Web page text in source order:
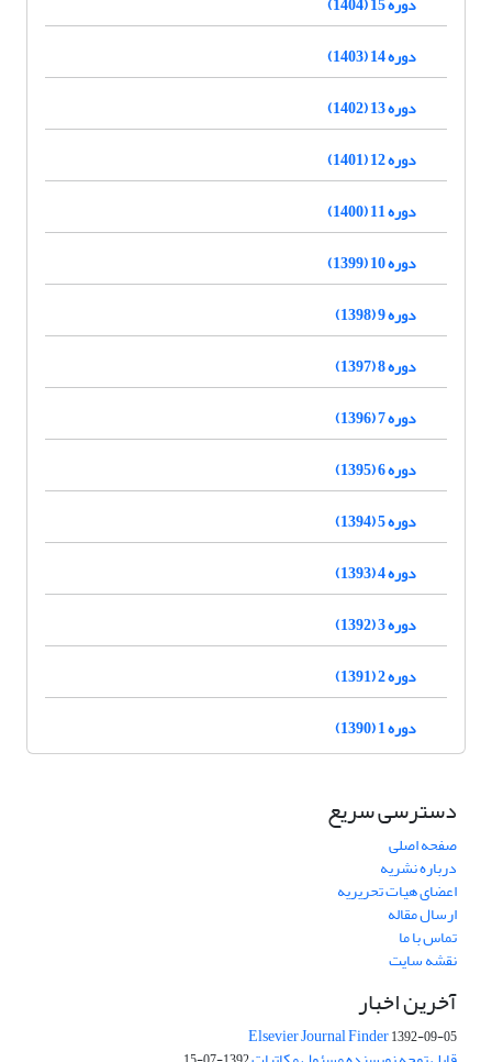
دوره 14 (1403)
دوره 13 (1402)
دوره 12 (1401)
دوره 11 (1400)
دوره 10 (1399)
دوره 9 (1398)
دوره 8 (1397)
دوره 7 (1396)
دوره 6 (1395)
دوره 5 (1394)
دوره 4 (1393)
دوره 3 (1392)
دوره 2 (1391)
دوره 1 (1390)
دسترسی سریع
صفحه اصلی
درباره نشریه
اعضای هیات تحریریه
ارسال مقاله
تماس با ما
نقشه سایت
آخرین اخبار
Elsevier Journal Finder1392-09-05